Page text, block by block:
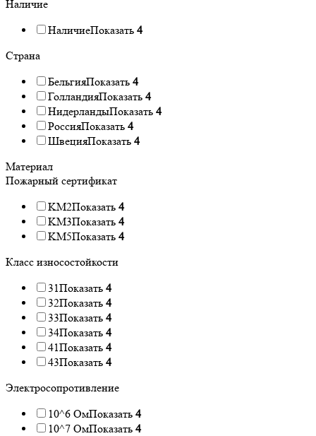
Наличие
НаличиеПоказать 4
Страна
БельгияПоказать 4
ГолландияПоказать 4
НидерландыПоказать 4
РоссияПоказать 4
ШвецияПоказать 4
Материал
Пожарный сертификат
KM2Показать 4
KM3Показать 4
KM5Показать 4
Класс износостойкости
31Показать 4
32Показать 4
33Показать 4
34Показать 4
41Показать 4
43Показать 4
Электросопротивление
10^6 ОмПоказать 4
10^7 ОмПоказать 4